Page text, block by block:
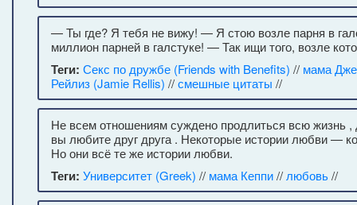
— Ты где? Я тебя не вижу! — Я стою возле парня в
миллион парней в галстуке! — Так ищи того, возле
Теги: Секс по дружбе (Friends with Benefits) // мама
Рейлиз (Jamie Rellis) //смешные цитаты //
Не всем отношениям суждено продлиться всю жизнь ,
вы любите друг друга . Некоторые истории любви —
Но они всё те же истории любви.
Теги: Университет (Greek) // мама Кеппи// любовь//